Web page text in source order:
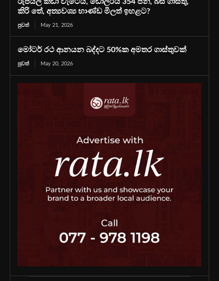
රුපියල කඩා වැටෙයි, ඩොලරය 354 පනී, බස් ගාස්තු,
කිරි තේ, අත්‍යවශ්‍ය භාණ්ඩ මිලත් ඉහළට?
පුවත් May 21, 2026
මෝටර් රථ ආනයන බද්දට 50%ක අමතර ගාස්තුවක්
පුවත් May 20, 2026